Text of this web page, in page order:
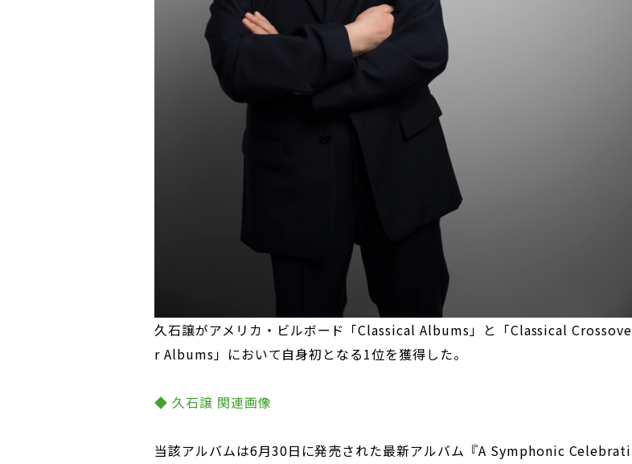
久石譲がアメリカ・ビルボード「Classical Albums」と「Classical Crossove
r Albums」において自身初となる1位を獲得した。
◆ 久石譲 関連画像
当該アルバムは6月30日に発売された最新アルバム『A Symphonic Celebrati